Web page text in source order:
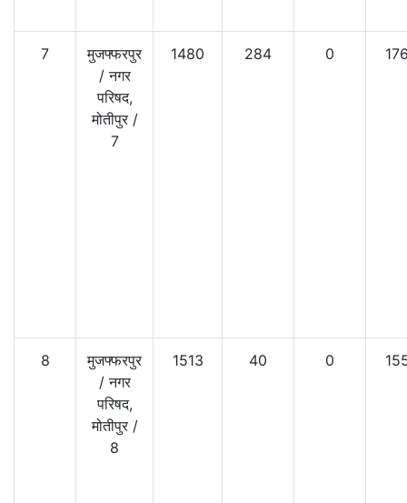
7
मुजफ्फरपुर
/नगर
परिषद,
मोतीपुर /
7
1480 284 0
8
मुजफ्फरपुर
/नगर
परिषद,
मोतीपुर /
8
1513 40 0